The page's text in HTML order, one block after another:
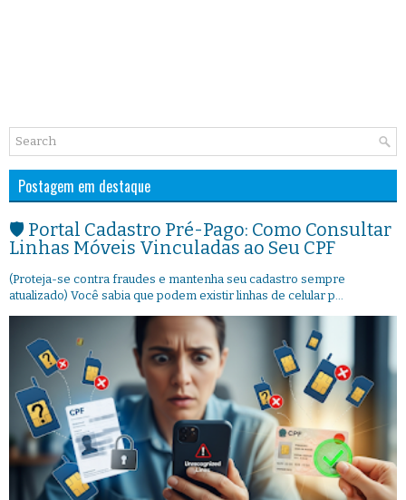
Postagem em destaque
🛡️ Portal Cadastro Pré-Pago: Como Consultar
Linhas Móveis Vinculadas ao Seu CPF
(Proteja-se contra fraudes e mantenha seu cadastro sempre
atualizado) Você sabia que podem existir linhas de celular p...